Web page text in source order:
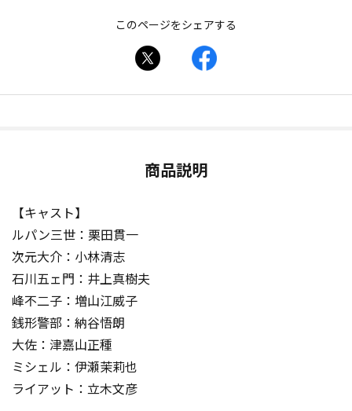
このページをシェアする
商品説明
【キャスト】
ルパン三世：栗田貫一
次元大介：小林清志
石川五ェ門：井上真樹夫
峰不二子：増山江威子
銭形警部：納谷悟朗
大佐：津嘉山正種
ミシェル：伊瀬茉莉也
ライアット：立木文彦